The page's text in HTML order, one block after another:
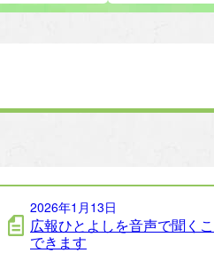
2026年1月13日
広報ひとよしを音声で聞く
できます